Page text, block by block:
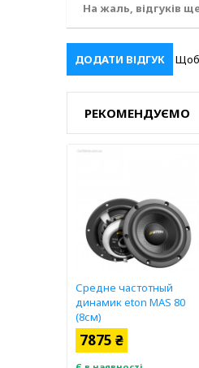
На жаль, відгуків
ДОДАТИ ВІДГУК Щоб
РЕКОМЕНДУЄМО
Средне частотный
динамик eton MAS 80
(8см)
7875 ₴